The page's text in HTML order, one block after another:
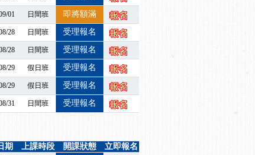
間將另行通知
，請您上課，開始囉~~
間將另行通知
間將另行通知
01 日間班 即將額滿
28 日間班 受理報名
28 日間班 受理報名
29 假日班 受理報名
29 假日班 受理報名
31 日間班 受理報名
期 上課時段 開課狀態 立即報名